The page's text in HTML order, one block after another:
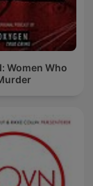
Women Who